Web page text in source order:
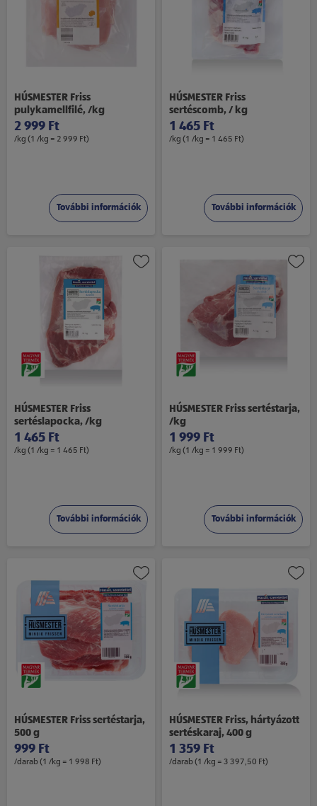
HÚSMESTER Friss
pulykamellfilé, /kg
2 999 Ft
/kg (1 /kg = 2 999 Ft)
További információk
HÚSMESTER Friss
sertéscomb, / kg
1 465 Ft
/kg (1 /kg = 1 465 Ft)
További információk
HÚSMESTER Friss
sertéslapocka, /kg
1 465 Ft
/kg (1 /kg = 1 465 Ft)
További információk
HÚSMESTER Friss sertéstarja,
/kg
1 999 Ft
/kg (1 /kg = 1 999 Ft)
További információk
HÚSMESTER Friss sertéstarja,
500 g
999 Ft
/darab (1 /kg = 1 998 Ft)
HÚSMESTER Friss, hártyázott
sertéskaraj, 400 g
1 359 Ft
/darab (1 /kg = 3 397,50 Ft)